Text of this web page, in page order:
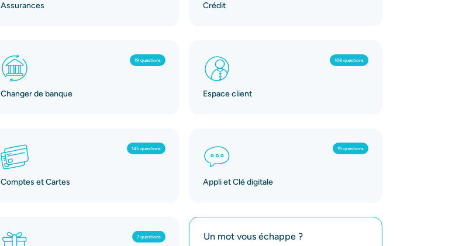
Assurances Crédit
19 questions
Changer de banque
108 questions
Espace client
145 questions
Comptes et Cartes
19 questions
Appli et Clé digitale
7 questions Un mot vous échappe ?